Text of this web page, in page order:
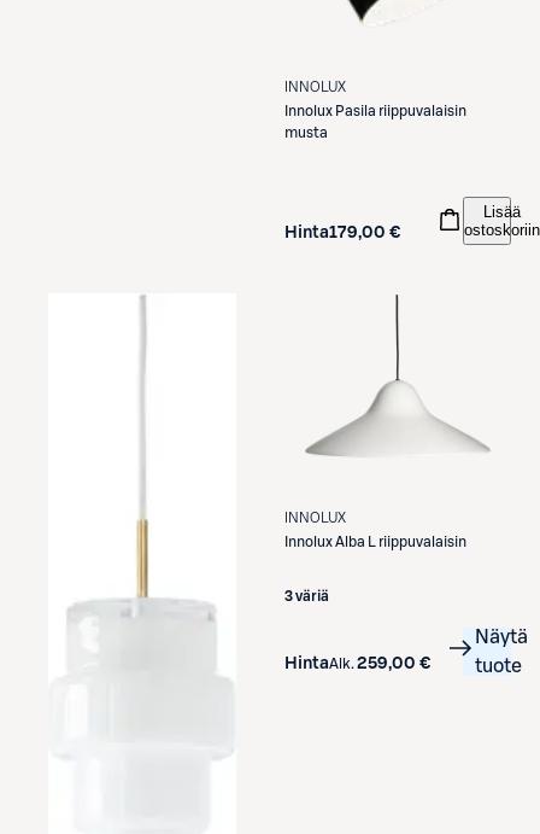
INNOLUX
Innolux Pasila riippuvalaisin
musta
Hinta179,00 €
Lisää
ostoskoriin
INNOLUX
InnoluxAlba L riippuvalaisin
3 väriä
HintaAlk. 259,00 €
Näytä
tuote